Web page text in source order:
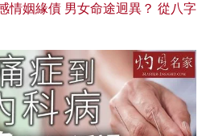
情姻緣債 男女命途迥異？ 從八字